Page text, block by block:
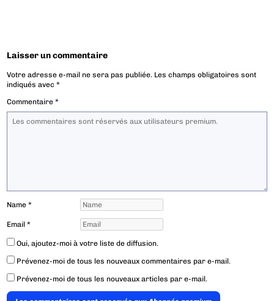
Laisser un commentaire
Votre adresse e-mail ne sera pas publiée. Les champs obligatoires sont
indiqués avec*
Commentaire*
Name*
Email*
Oui, ajoutez-moi à votre liste de diffusion.
Prévenez-moi de tous les nouveaux commentaires par e-mail.
Prévenez-moi de tous les nouveaux articles par e-mail.